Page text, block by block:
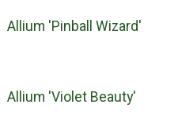
Allium 'Pinball Wizard'
Allium 'Violet Beauty'